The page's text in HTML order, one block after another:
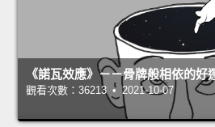
《諾瓦效應》－－骨牌般相依的好
觀看次數：36213 • 2021-10-07